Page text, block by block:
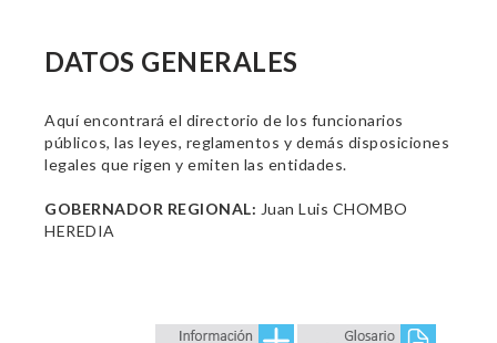
DATOS GENERALES
Aquí encontrará el directorio de los funcionarios
públicos, las leyes, reglamentos y demás disposiciones
legales que rigen y emiten las entidades.
GOBERNADOR REGIONAL: Juan Luis CHOMBO
HEREDIA